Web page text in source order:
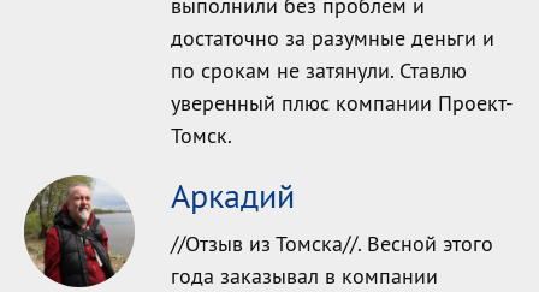
выполнили без проблем и
достаточно за разумные деньги и
по срокам не затянули. Ставлю
уверенный плюс компании Проект-
Томск.
Аркадий
//Отзыв из Томска//. Весной этого
года заказывал в компании